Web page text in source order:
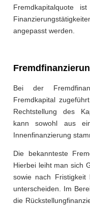
Fremdkapitalquote
angepasst werden.
Bei der
Fremdkapital
Rechtstellung des
kann sowohl aus
Innenfinanzierung
Die bekannteste
Hierbei leiht man sich
sowie nach Fristigkeit
unterscheiden. Im
die